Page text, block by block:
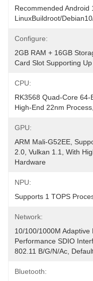
Recommended Android
LinuxBuildroot/
Configure:
2GB RAM + 16GB
Card Slot Supporting
CPU:
RK3568 Quad-Core 64-
High-End 22nm
GPU:
ARM Mali-G52EE,
2.0, Vulkan 1.1, With
Hardware
NPU:
Supports 1 TOPS
Network:
10/100/1000M
Performance SDIO
802.11 B/g/n/ac,
Bluetooth: